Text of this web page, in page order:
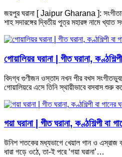
জয়পুর ঘরানা [ Jaipur Gharana ]:
শাহ সদারঙ্গের দ্বিতীয় পুত্র মহারঙ্গ নামে
গোয়ালিয়র ঘরানা | গীত ঘরানা,
বিদগ্ধ গুণীজন ওস্তাদ নখন পীর বখস
গোয়ালিয়রে এসে তিনি স্থায়ীভাবে বসবাস শুরু
গয়া ঘরানা | গীত ঘরানা, কণ্ঠশিল্পী বা
উনিশ শতকের মধ্যভাগে খেয়াল গান ও এস্রাজ
ধারা গড়ে ওঠে, তা-ই পরে ‘গয়া ঘরানা’…